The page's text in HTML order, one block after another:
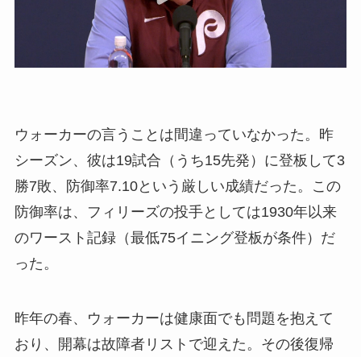
ウォーカーの言うことは間違っていなかった。昨
シーズン、彼は19試合（うち15先発）に登板して3
勝7敗、防御率7.10という厳しい成績だった。この
防御率は、フィリーズの投手としては1930年以来
のワースト記録（最低75イニング登板が条件）だ
った。
昨年の春、ウォーカーは健康面でも問題を抱えて
おり、開幕は故障者リストで迎えた。その後復帰